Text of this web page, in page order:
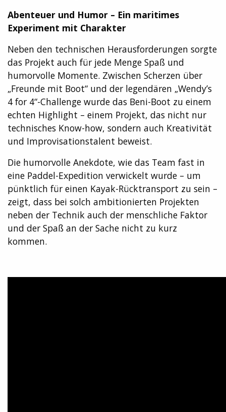
Abenteuer und Humor – Ein maritimes
Experiment mit Charakter
Neben den technischen Herausforderungen sorgte
das Projekt auch für jede Menge Spaß und
humorvolle Momente. Zwischen Scherzen über
„Freunde mit Boot“ und der legendären „Wendy’s
4 for 4“-Challenge wurde das Beni-Boot zu einem
echten Highlight – einem Projekt, das nicht nur
technisches Know-how, sondern auch Kreativität
und Improvisationstalent beweist.
Die humorvolle Anekdote, wie das Team fast in
eine Paddel-Expedition verwickelt wurde – um
pünktlich für einen Kayak-Rücktransport zu sein –
zeigt, dass bei solch ambitionierten Projekten
neben der Technik auch der menschliche Faktor
und der Spaß an der Sache nicht zu kurz
kommen.